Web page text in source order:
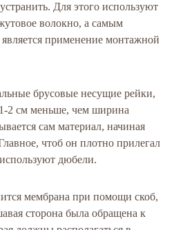
Для этого используют
волокно, а самым
применение монтажной
брусовые несущие рейки,
2 см меньше, чем ширина
сам материал, начиная
чтоб он плотно прилегал
дюбели.
мембрана при помощи скоб,
сторона была обращена к